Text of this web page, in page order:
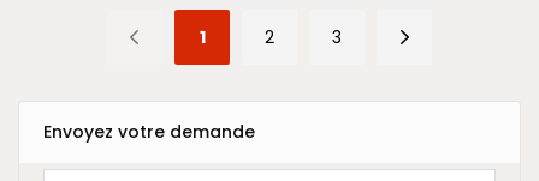
Envoyez votre demande
appartement avec
d'eau de 2750mm
1 2 3